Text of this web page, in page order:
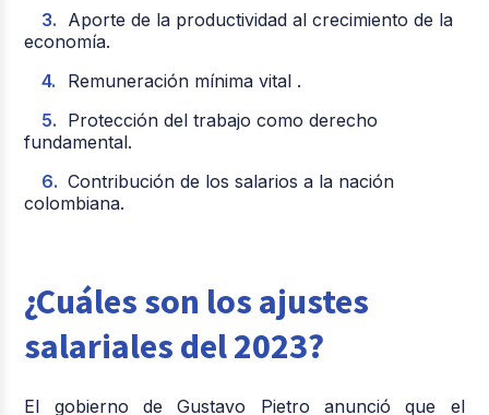
Aporte de la productividad al crecimiento de la
economía.
Remuneración mínima vital .
Protección del trabajo como derecho
fundamental.
Contribución de los salarios a la nación
colombiana.
¿Cuáles son los ajustes
salariales del 2023?
El gobierno de Gustavo Pietro anunció que el